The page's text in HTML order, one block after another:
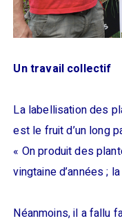
Un travail collectif
La labellisation des
est le fruit d’un long
« On produit des
vingtaine d’années ;
Néanmoins, il a fallu